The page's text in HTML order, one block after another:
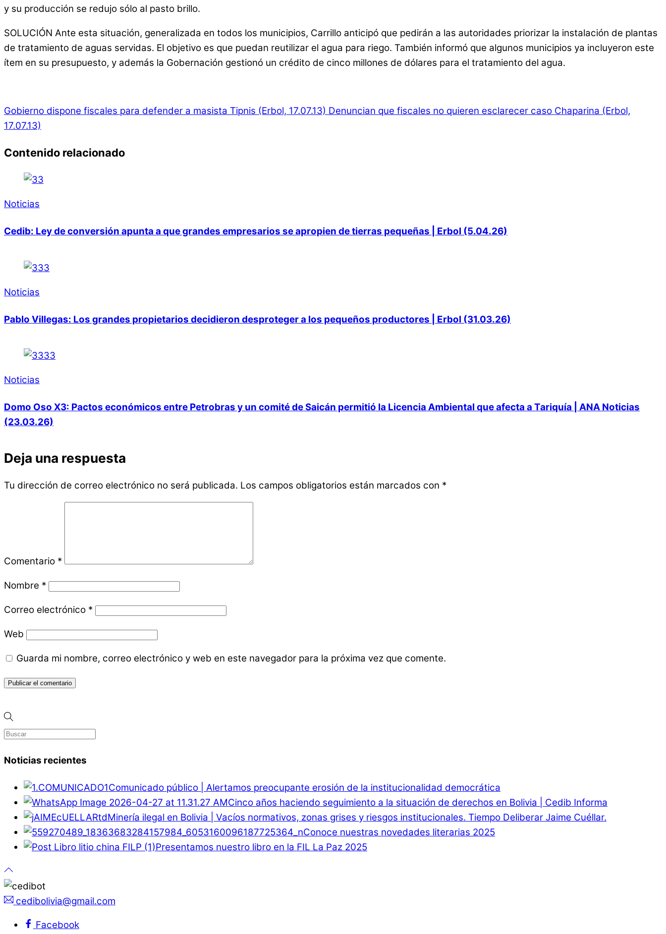
y su producción se redujo sólo al pasto brillo.
SOLUCIÓN Ante esta situación, generalizada en todos los municipios, Carrillo anticipó que pedirán a las autoridades priorizar la instalación de plantas
de tratamiento de aguas servidas. El objetivo es que puedan reutilizar el agua para riego. También informó que algunos municipios ya incluyeron este
ítem en su presupuesto, y además la Gobernación gestionó un crédito de cinco millones de dólares para el tratamiento del agua.
Gobierno dispone fiscales para defender a masista Tipnis (Erbol, 17.07.13) Denuncian que fiscales no quieren esclarecer caso Chaparina (Erbol,
17.07.13)
Contenido relacionado
Noticias
Cedib: Ley de conversión apunta a que grandes empresarios se apropien de tierras pequeñas | Erbol (5.04.26)
Noticias
Pablo Villegas: Los grandes propietarios decidieron desproteger a los pequeños productores | Erbol (31.03.26)
Noticias
Domo Oso X3: Pactos económicos entre Petrobras y un comité de Saicán permitió la Licencia Ambiental que afecta a Tariquía | ANA Noticias
(23.03.26)
Deja una respuesta
Tu dirección de correo electrónico no será publicada. Los campos obligatorios están marcados con *
Comentario *
Nombre *
Correo electrónico *
Web
Guarda mi nombre, correo electrónico y web en este navegador para la próxima vez que comente.
Noticias recientes
Comunicado público | Alertamos preocupante erosión de la institucionalidad democrática
Cinco años haciendo seguimiento a la situación de derechos en Bolivia | Cedib Informa
Minería ilegal en Bolivia | Vacíos normativos, zonas grises y riesgos institucionales. Tiempo Deliberar Jaime Cuéllar.
Conoce nuestras novedades literarias 2025
Presentamos nuestro libro en la FIL La Paz 2025
cedibolivia@gmail.com
Facebook